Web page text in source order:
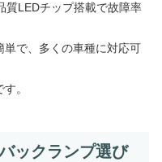
質LEDチップ搭載で故障率
単で、多くの車種に対応可
。
ックランプ選び